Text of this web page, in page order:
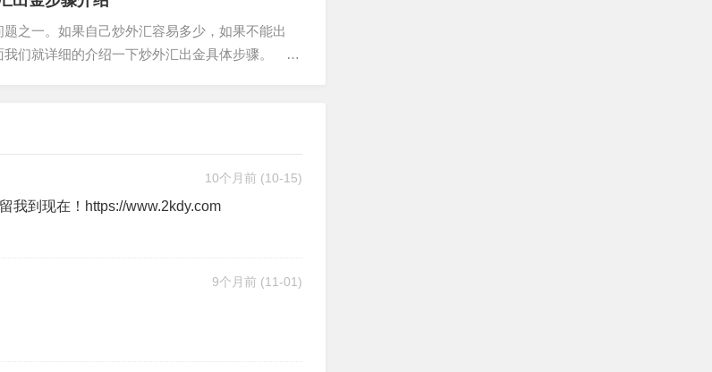
之一。如果自己炒外汇容易多少，如果不能出
我们就详细的介绍一下炒外汇出金具体步骤。
10个月前 (10-15)
我到现在！https://www.2kdy.com
9个月前 (11-01)